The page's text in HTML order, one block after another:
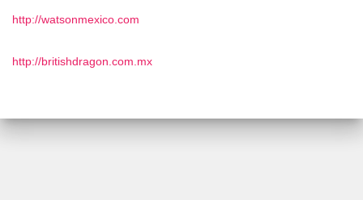
http://watsonmexico.com
http://britishdragon.com.mx